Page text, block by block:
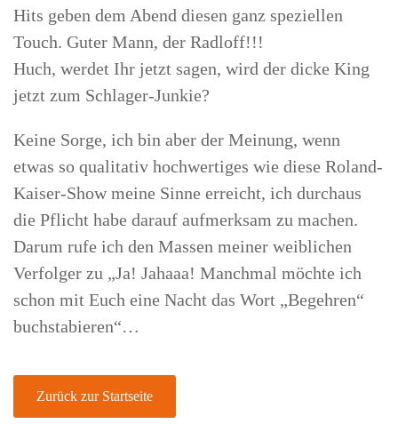
Hits geben dem Abend diesen ganz speziellen
Touch. Guter Mann, der Radloff!!!
Huch, werdet Ihr jetzt sagen, wird der dicke King
jetzt zum Schlager-Junkie?
Keine Sorge, ich bin aber der Meinung, wenn
etwas so qualitativ hochwertiges wie diese Roland-
Kaiser-Show meine Sinne erreicht, ich durchaus
die Pflicht habe darauf aufmerksam zu machen.
Darum rufe ich den Massen meiner weiblichen
Verfolger zu „Ja! Jahaaa! Manchmal möchte ich
schon mit Euch eine Nacht das Wort „Begehren“
buchstabieren“…
Zurück zur Startseite